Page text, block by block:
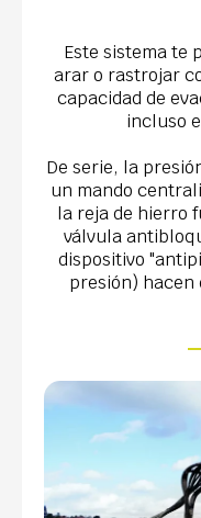
Este sistema te
arar o rastrojar
capacidad de
incluso
De serie, la
un mando
la reja de hierro
válvula
dispositivo
presión) hacen